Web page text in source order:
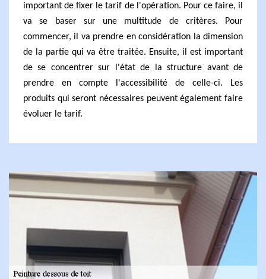
important de fixer le tarif de l'opération. Pour ce faire, il
va se baser sur une multitude de critères. Pour
commencer, il va prendre en considération la dimension
de la partie qui va être traitée. Ensuite, il est important
de se concentrer sur l'état de la structure avant de
prendre en compte l'accessibilité de celle-ci. Les
produits qui seront nécessaires peuvent également faire
évoluer le tarif.